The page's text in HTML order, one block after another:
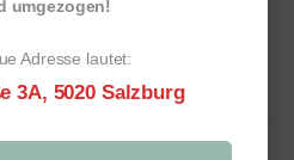
umgezogen!
Adresse lautet:
3A, 5020 Salzburg